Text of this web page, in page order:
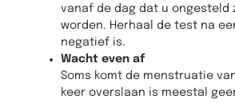
vanaf de dag dat u ongesteld
worden. Herhaal de test na
negatief is.
Wacht even af
Soms komt de menstruatie
keer overslaan is meestal